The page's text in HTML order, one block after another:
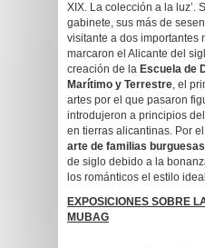
XIX. La colección a la luz’.
gabinete, sus más de
visitante a dos importantes
marcaron el Alicante del
creación de la Escuela de
Marítimo y Terrestre, el
artes por el que pasaron
introdujeron a principios
en tierras alicantinas. Por el
arte de familias burguesas
de siglo debido a la
los románticos el estilo
EXPOSICIONES SOBRE
MUBAG